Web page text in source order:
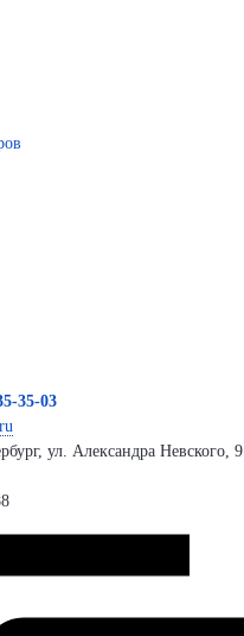
35-03
ул. Александра Невского, 9